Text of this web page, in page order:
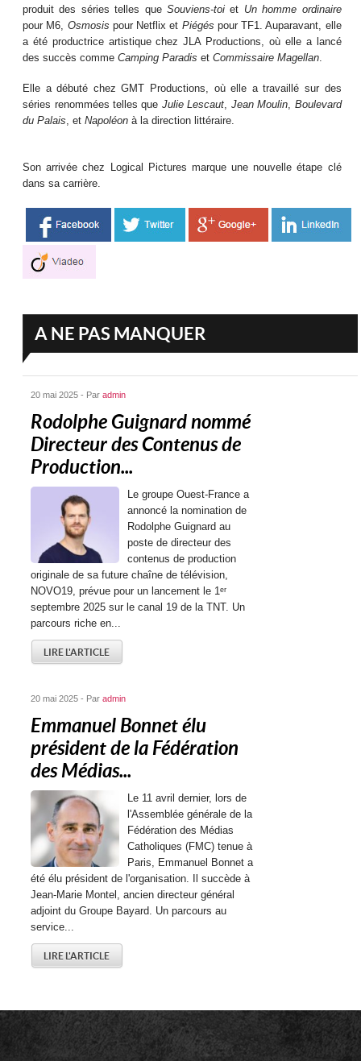
produit des séries telles queSouviens-toi et Un homme ordinaire
pour M6, Osmosis pour Netflix et Piégés pour TF1. Auparavant, elle
a été productrice artistique chez JLA Productions, où elle a lancé
des succès commeCamping Paradis etCommissaire Magellan.
Elle a débuté chez GMT Productions, où elle a travaillé sur des
séries renommées telles que Julie Lescaut, Jean Moulin, Boulevard
du Palais, etNapoléon à la direction littéraire.
Son arrivée chez Logical Pictures marque une nouvelle étape clé
dans sa carrière.
A NE PAS MANQUER
20 mai 2025 - Paradmin
Rodolphe Guignard nommé
Directeur des Contenus de
Production...
Le groupe Ouest-France a
annoncé la nomination de
Rodolphe Guignard au
poste de directeur des
contenus de production
originale de sa future chaîne de télévision,
NOVO19, prévue pour un lancement le 1ᵉʳ
septembre 2025 sur le canal 19 de la TNT. Un
parcours riche en...
LIRE L'ARTICLE
20 mai 2025 - Paradmin
Emmanuel Bonnet élu
président de la Fédération
des Médias...
Le 11 avril dernier, lors de
l'Assemblée générale de la
Fédération des Médias
Catholiques (FMC) tenue à
Paris, Emmanuel Bonnet a
été élu président de l'organisation. Il succède à
Jean-Marie Montel, ancien directeur général
adjoint du Groupe Bayard. Un parcours au
service...
LIRE L'ARTICLE